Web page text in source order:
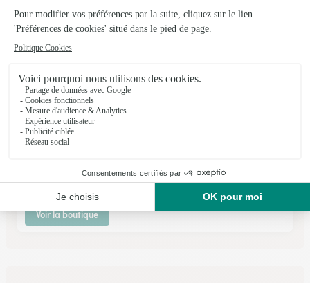
Scarabee la Boutique
4.6 (27)
Voir la boutique